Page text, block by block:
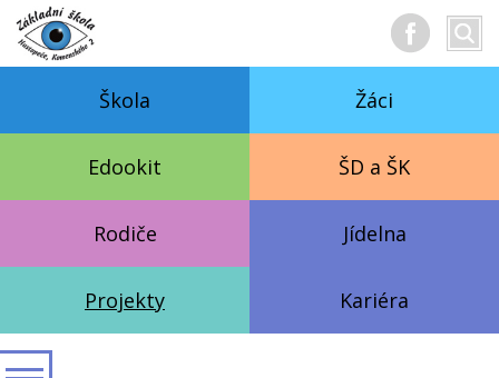
text
Škola Žáci
Edookit ŠD a ŠK
Rodiče Jídelna
Projekty Kariéra